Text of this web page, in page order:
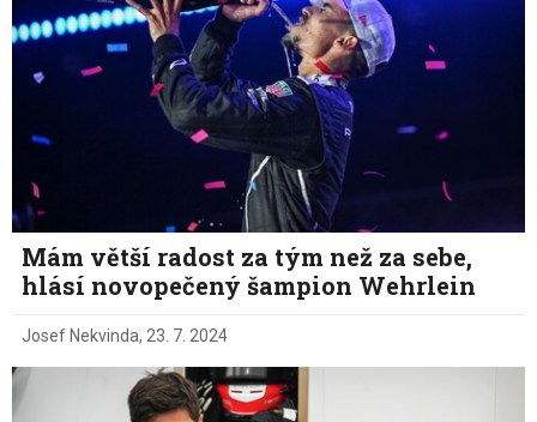
Mám větší radost za tým než za sebe,
hlásí novopečený šampion Wehrlein
Josef Nekvinda, 23. 7. 2024